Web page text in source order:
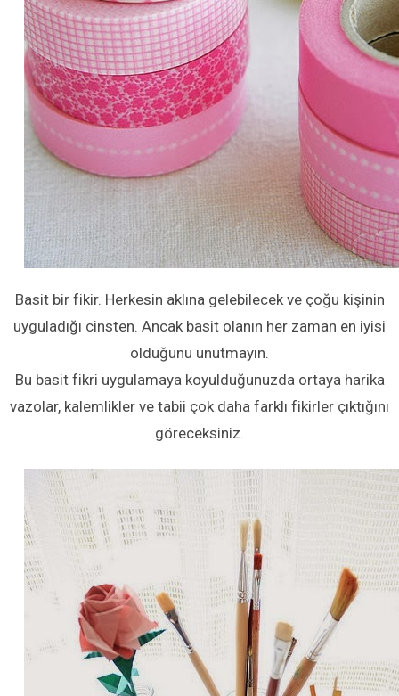
Basit bir fikir. Herkesin aklına gelebilecek ve çoğu kişinin
uyguladığı cinsten. Ancak basit olanın her zaman en iyisi
olduğunu unutmayın.
Bu basit fikri uygulamaya koyulduğunuzda ortaya harika
vazolar, kalemlikler ve tabii çok daha farklı fikirler çıktığını
göreceksiniz.